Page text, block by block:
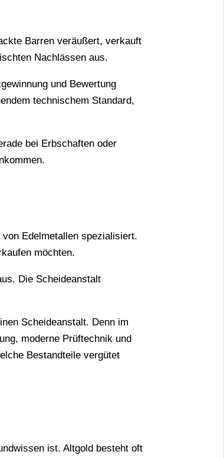
Barren veräußert, verkauft
Nachlässen aus.
und Bewertung
technischem Standard,
bei Erbschaften oder
Edelmetallen spezialisiert.
möchten.
Die Scheideanstalt
Scheideanstalt. Denn im
moderne Prüftechnik und
Bestandteile vergütet
ist. Altgold besteht oft